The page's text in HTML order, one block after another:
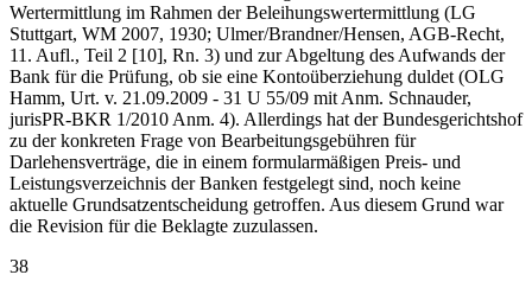
Wertermittlung im Rahmen der Beleihungswertermittlung (LG
Stuttgart, WM 2007, 1930; Ulmer/Brandner/Hensen, AGB-Recht,
11. Aufl., Teil 2 [10], Rn. 3) und zur Abgeltung des Aufwands der
Bank für die Prüfung, ob sie eine Kontoüberziehung duldet (OLG
Hamm, Urt. v. 21.09.2009 - 31 U 55/09 mit Anm. Schnauder,
jurisPR-BKR 1/2010 Anm. 4). Allerdings hat der Bundesgerichtshof
zu der konkreten Frage von Bearbeitungsgebühren für
Darlehensverträge, die in einem formularmäßigen Preis- und
Leistungsverzeichnis der Banken festgelegt sind, noch keine
aktuelle Grundsatzentscheidung getroffen. Aus diesem Grund war
die Revision für die Beklagte zuzulassen.
38